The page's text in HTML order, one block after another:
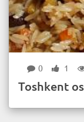
0 1
Toshkent